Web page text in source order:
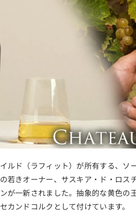
ルド（ラフィット）が所有する、ソ
若きオーナー、サスキア・ド・ロス
が一新されました。抽象的な黄色の
カンドコルクとして付けています。